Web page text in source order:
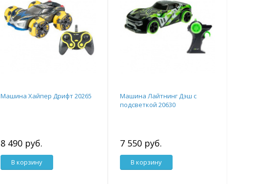
Машина Хайпер Дрифт 20265
8 490 руб.
В корзину
Машина Лайтнинг Дэш с
подсветкой 20630
7 550 руб.
В корзину